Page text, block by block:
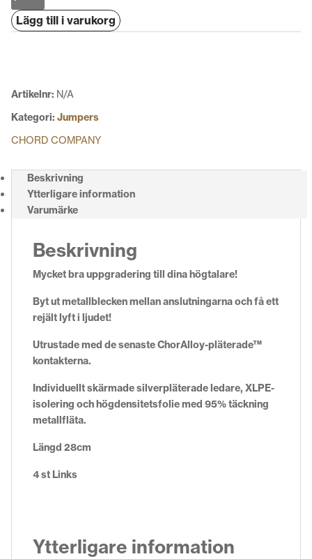
Epic
Links
Lägg till i varukorg
Artikelnr: N/A
Kategori: Jumpers
CHORD COMPANY
Beskrivning
Ytterligare information
Varumärke
Beskrivning
Mycket bra uppgradering till dina högtalare!
Byt ut metallblecken mellan anslutningarna och få ett
rejält lyft i ljudet!
Utrustade med de senaste ChorAlloy-pläterade™
kontakterna.
Individuellt skärmade silverpläterade ledare, XLPE-
isolering och högdensitetsfolie med 95% täckning
metallfläta.
Längd 28cm
4 st Links
Ytterligare information